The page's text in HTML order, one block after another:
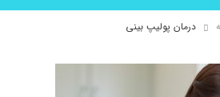
درمان پولیپ بینی